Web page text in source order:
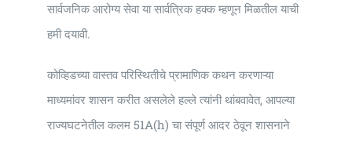
सार्वजनिक आरोग्य सेवा या सार्वत्रिक हक्क म्हणून मिळतील याची
हमी दयावी.
कोव्हिडच्या वास्तव परिस्थितीचे प्रामाणिक कथन करणाऱ्या
माध्यमांवर शासन करीत असलेले हल्ले त्यांनी थांबवावेत, आपल्या
राज्यघटनेतील कलम 51A(h) चा संपूर्ण आदर ठेवून शासनाने